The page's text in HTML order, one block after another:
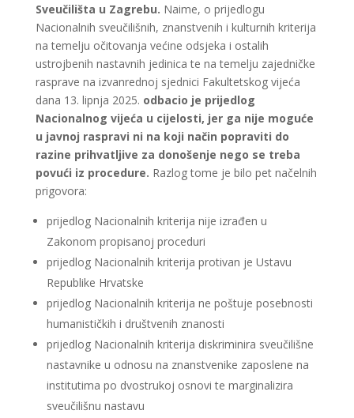
Sveučilišta u Zagrebu. Naime, o prijedlogu
Nacionalnih sveučilišnih, znanstvenih i kulturnih kriterija
na temelju očitovanja većine odsjeka i ostalih
ustrojbenih nastavnih jedinica te na temelju zajedničke
rasprave na izvanrednoj sjednici Fakultetskog vijeća
dana 13. lipnja 2025. odbacio je prijedlog
Nacionalnog vijeća u cijelosti, jer ga nije moguće
u javnoj raspravi ni na koji način popraviti do
razine prihvatljive za donošenje nego se treba
povući iz procedure. Razlog tome je bilo pet načelnih
prigovora:
prijedlog Nacionalnih kriterija nije izrađen u
Zakonom propisanoj proceduri
prijedlog Nacionalnih kriterija protivan je Ustavu
Republike Hrvatske
prijedlog Nacionalnih kriterija ne poštuje posebnosti
humanističkih i društvenih znanosti
prijedlog Nacionalnih kriterija diskriminira sveučilišne
nastavnike u odnosu na znanstvenike zaposlene na
institutima po dvostrukoj osnovi te marginalizira
sveučilišnu nastavu